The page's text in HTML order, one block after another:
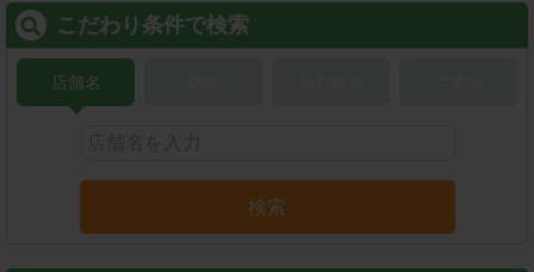
こだわり条件で検索
店舗名
検索